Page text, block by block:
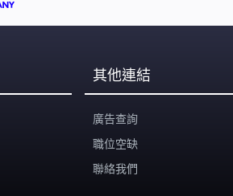
其他連結
廣告查詢
職位空缺
聯絡我們